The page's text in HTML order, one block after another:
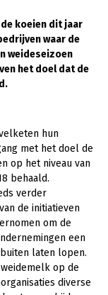
koeien dit jaar
waar de
weideseizoen
het doel dat de
hun
met het doel de
op het niveau van
behaald.
verder
de initiatieven
om de
een
laten lopen.
op de
diverse